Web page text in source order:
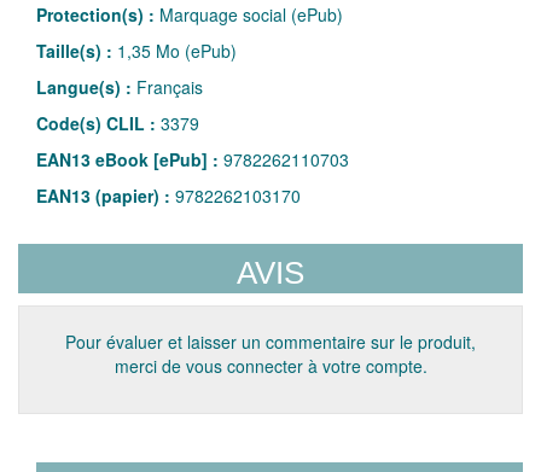
Protection(s) : Marquage social (ePub)
Taille(s) : 1,35 Mo (ePub)
Langue(s) : Français
Code(s) CLIL : 3379
EAN13 eBook [ePub] : 9782262110703
EAN13 (papier) : 9782262103170
AVIS
Pour évaluer et laisser un commentaire sur le produit,
merci de vous connecter à votre compte.